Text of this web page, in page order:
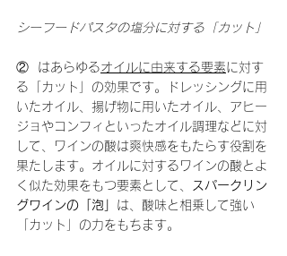
シーフードパスタの塩分に対する「カット」
②  はあらゆるオイルに由来する要素に対す
る「カット」の効果です。ドレッシングに用
いたオイル、揚げ物に用いたオイル、アヒー
ジョやコンフィといったオイル調理などに対
して、ワインの酸は爽快感をもたらす役割を
果たします。オイルに対するワインの酸とよ
く似た効果をもつ要素として、
スパークリン
グワインの「泡」 は、酸味と相乗して強い
「カット」の力をもちます。